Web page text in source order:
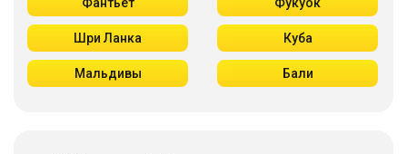
Шри Ланка Куба
Мальдивы Бали